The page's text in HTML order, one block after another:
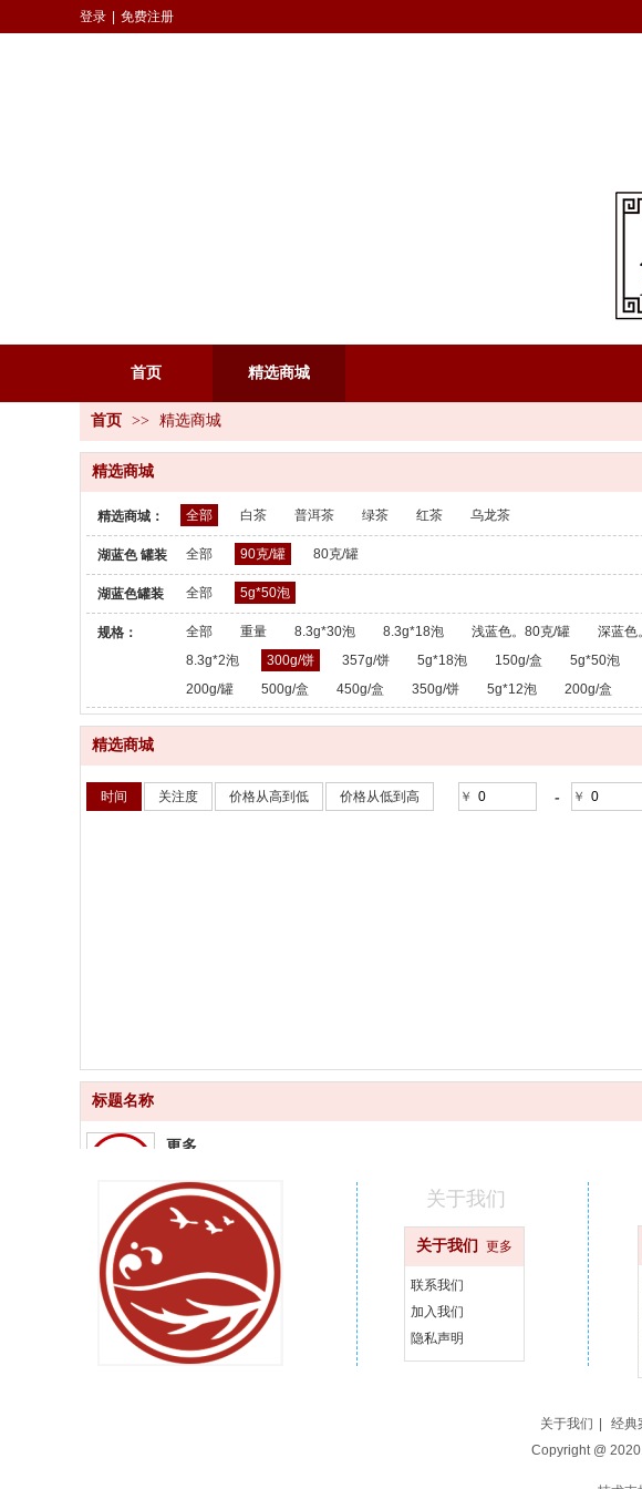
登录 免费注册
首页 精选商城
首页 >> 精选商城
精选商城
精选商城： 全部 白茶 普洱茶 绿茶 红茶 乌龙茶
湖蓝色 罐装
散茶：
全部 90克/罐 80克/罐
湖蓝色罐装
散茶：
全部 5g*50泡
规格： 全部 重量 8.3g*30泡 8.3g*18泡 浅蓝色。80克/罐 深蓝色
8.3g*2泡
300g/饼 357g/饼 5g*18泡 150g/盒 5g*50泡
200g/罐
500g/盒 450g/盒 350g/饼 5g*12泡 200g/盒
精选商城
时间 关注度 价格从高到低 价格从低到高 ￥ - ￥
标题名称
更多
更快
更好
汇聚品牌
关于我们 更多
联系我们
加入我们
隐私声明
关于我们
关于我们 经典
Copyright @